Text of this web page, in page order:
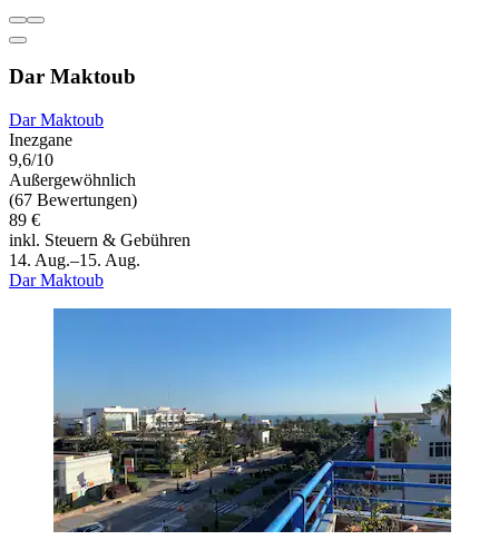
Dar Maktoub
Dar Maktoub
Inezgane
9,6/10
Außergewöhnlich
(67 Bewertungen)
89 €
inkl. Steuern & Gebühren
14. Aug.–15. Aug.
Dar Maktoub